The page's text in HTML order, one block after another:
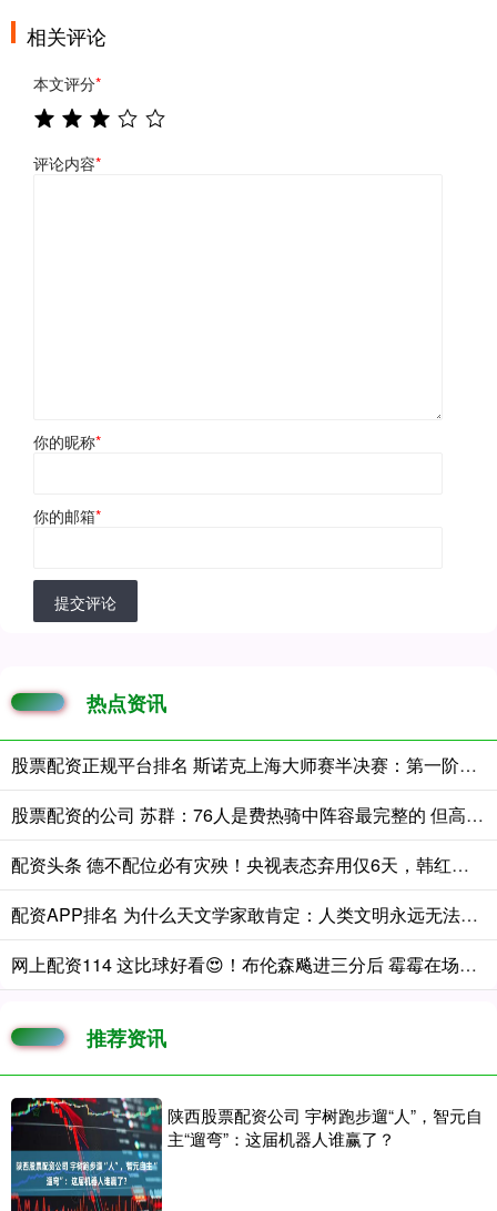
相关评论
本文评分*
评论内容*
你的昵称*
你的邮箱*
提交评论
热点资讯
股票配资正规平台排名 斯诺克上海大师赛半决赛：第一阶段赵心童4-5落后威尔逊
股票配资的公司 苏群：76人是费热骑中阵容最完整的 但高度需提升&最终要对阵文班
配资头条 德不配位必有灾殃！央视表态弃用仅6天，韩红再迎噩耗 孙浩曝黑幕
配资APP排名 为什么天文学家敢肯定：人类文明永远无法离开银河系？
网上配资114 这比球好看😍！布伦森飚进三分后 霉霉在场边和友人兴奋起舞
推荐资讯
陕西股票配资公司 宇树跑步遛“人”，智元自
主“遛弯”：这届机器人谁赢了？